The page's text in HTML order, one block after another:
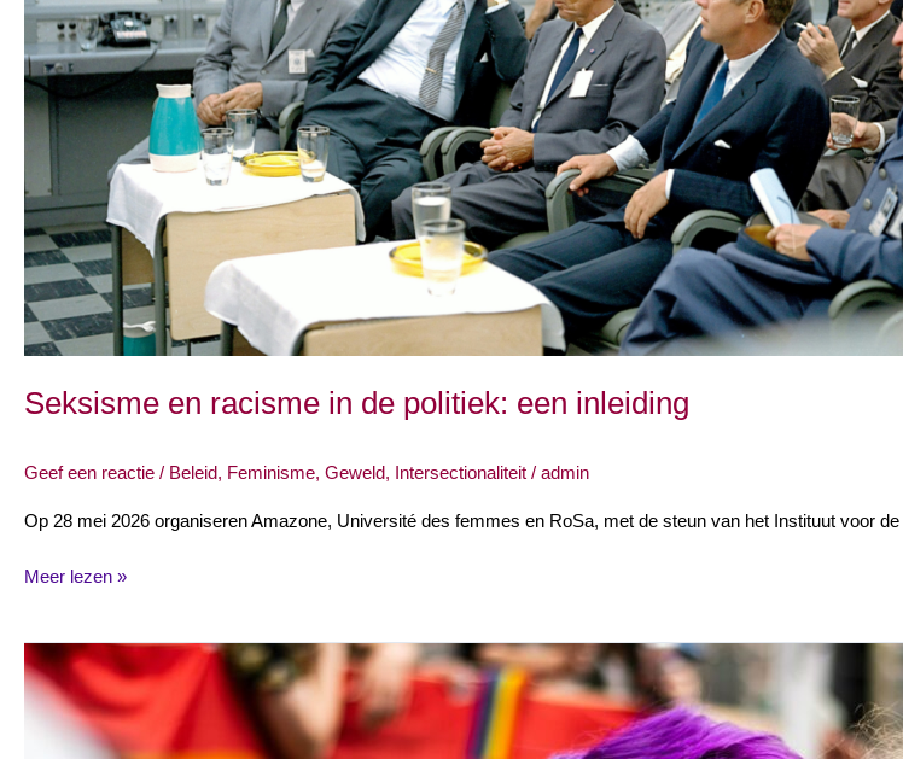
Seksisme en racisme in de politiek: een inleiding
Geef een reactie / Beleid, Feminisme, Geweld, Intersectionaliteit / admin
Op 28 mei 2026 organiseren Amazone, Université des femmes en RoSa, met de steun van het Instituut voor
Meer lezen »
26
april:
Lesbian
Visibility